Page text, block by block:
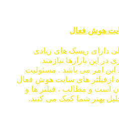
هوش فعال
دارای ریسک های زیادی
این بازارها نیازمند
امر می باشد . مسئولیت
ازفیلتر های سایت هوش فعال
است و مطالب ، فیلتر ها و
بهتر شما کمک می کنند.